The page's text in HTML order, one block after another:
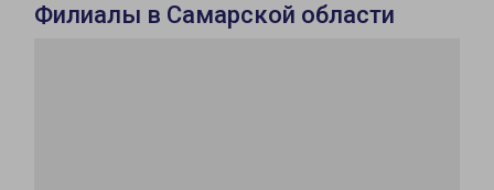
Филиалы в Самарской области